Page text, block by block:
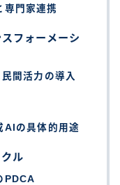
専門家連携
フォーメーシ
間活力の導入
AIの具体的用途
ル
PDCA